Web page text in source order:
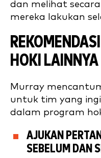
dan melihat
mereka lakukan
HOKI LAINNYA
Murray
untuk tim yang
dalam program
AJUKAN
SEBELUM DAN